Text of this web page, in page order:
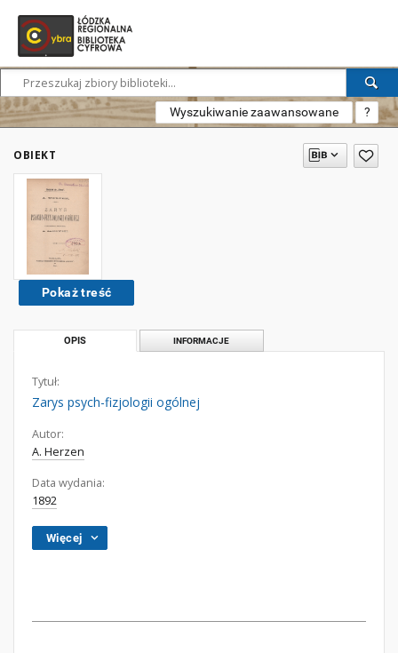
Wyszukiwanie zaawansowane ?
OBIEKT
Pokaż treść
OPIS INFORMACJE
Tytuł:
Zarys psych-fizjologii ogólnej
Autor:
A. Herzen
Data wydania:
1892
Więcej